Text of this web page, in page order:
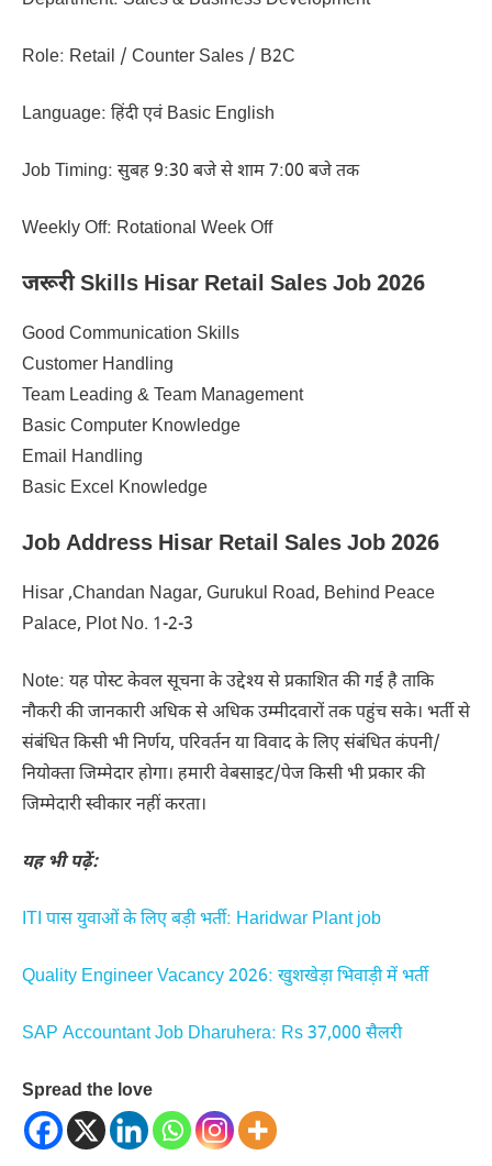
Role: Retail / Counter Sales / B2C
Language: हिंदी एवं Basic English
Job Timing: सुबह 9:30 बजे से शाम 7:00 बजे तक
Weekly Off: Rotational Week Off
जरूरी Skills Hisar Retail Sales Job 2026
Good Communication Skills
Customer Handling
Team Leading & Team Management
Basic Computer Knowledge
Email Handling
Basic Excel Knowledge
Job Address Hisar Retail Sales Job 2026
Hisar ,Chandan Nagar, Gurukul Road, Behind Peace
Palace, Plot No. 1-2-3
Note: यह पोस्ट केवल सूचना के उद्देश्य से प्रकाशित की गई है ताकि
नौकरी की जानकारी अधिक से अधिक उम्मीदवारों तक पहुंच सके। भर्ती से
संबंधित किसी भी निर्णय, परिवर्तन या विवाद के लिए संबंधित कंपनी/
नियोक्ता जिम्मेदार होगा। हमारी वेबसाइट/पेज किसी भी प्रकार की
जिम्मेदारी स्वीकार नहीं करता।
यह भी पढ़ें:
ITI पास युवाओं के लिए बड़ी भर्ती: Haridwar Plant job
Quality Engineer Vacancy 2026: खुशखेड़ा भिवाड़ी में भर्ती
SAP Accountant Job Dharuhera: Rs 37,000 सैलरी
Spread the love